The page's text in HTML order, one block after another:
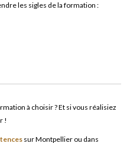
les sigles de la formation :
à choisir ? Et si vous réalisiez
!
sur Montpellier ou dans